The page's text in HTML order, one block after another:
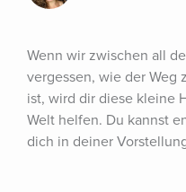
Wenn wir zwischen all
vergessen, wie der Weg
ist, wird dir diese kleine
Welt helfen. Du kannst
dich in deiner